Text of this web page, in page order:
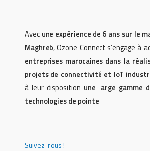
Avec une expérience de 6 ans sur le
Maghreb, Ozone Connect s’engage à
entreprises marocaines dans la
projets de connectivité et IoT
à leur disposition une large gamme
technologies de pointe.
Suivez-nous !